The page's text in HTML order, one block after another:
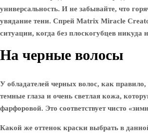
универсальность. И не забывайте, что
увядание тени. Спрей Matrix Miracle
ситуации, когда без плоскогубцев никуда
На черные волосы
У обладателей черных волос, как
темные глаза и очень светлая кожа,
фарфоровой. Это соответствует чисто
Какой же оттенок краски выбрать в